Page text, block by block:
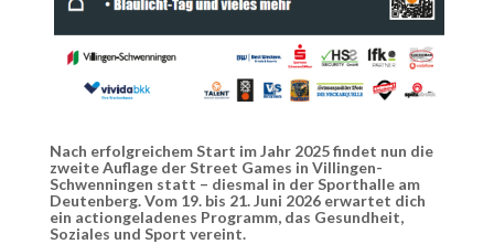
Nach erfolgreichem Start im Jahr 2025 findet nun die
zweite Auflage der Street Games in Villingen-
Schwenningen statt – diesmal in der Sporthalle am
Deutenberg. Vom 19. bis 21. Juni 2026 erwartet dich
ein actiongeladenes Programm, das Gesundheit,
Soziales und Sport vereint.